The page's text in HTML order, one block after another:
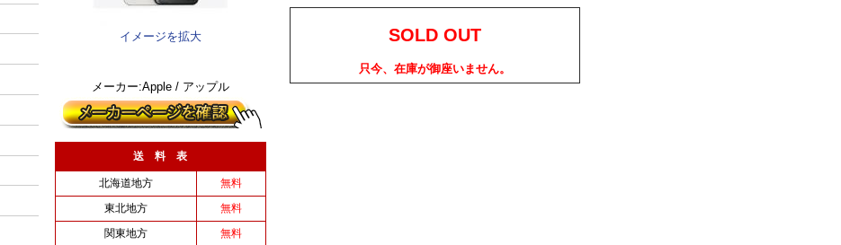
イメージを拡大
メーカー:Apple / アップル
送 料 表
北海道地方
無料
東北地方
無料
関東地方
無料
SOLD OUT
只今、在庫が御座いません。